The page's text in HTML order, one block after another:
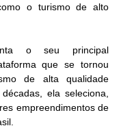
o turismo de alto
o seu principal
que se tornou
de alta qualidade
ela seleciona,
empreendimentos de